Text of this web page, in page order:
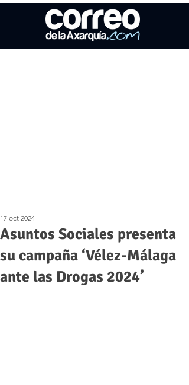
Asuntos Sociales presenta
su campaña ‘Vélez-Málaga
ante las Drogas 2024’
17 oct 2024